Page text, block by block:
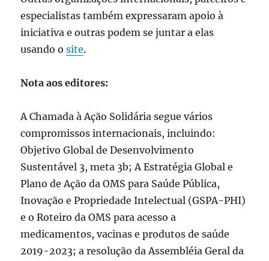
especialistas também expressaram apoio à
iniciativa e outras podem se juntar a elas
usando osite.
Nota aos editores:
A Chamada à Ação Solidária segue vários
compromissos internacionais, incluindo:
Objetivo Global de Desenvolvimento
Sustentável 3, meta 3b; A Estratégia Global e
Plano de Ação da OMS para Saúde Pública,
Inovação e Propriedade Intelectual (GSPA-PHI)
e o Roteiro da OMS para acesso a
medicamentos, vacinas e produtos de saúde
2019-2023; a resolução da Assembléia Geral da